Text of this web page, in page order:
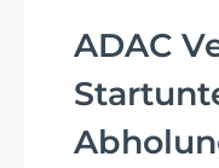
ADAC